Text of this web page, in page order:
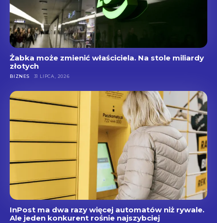
Żabka może zmienić właściciela. Na stole miliardy
złotych
BIZNES 31 LIPCA, 2026
InPost ma dwa razy więcej automatów niż rywale.
Ale jeden konkurent rośnie najszybciej